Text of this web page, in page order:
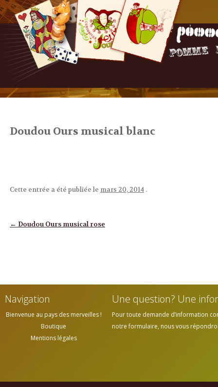
Doudou Ours musical blanc
Cette entrée a été publiée le mars 20, 2014 .
Navigation des articles
← Doudou Ours musical rose
Navigation
Bienvenue au pays des merveilles !
Boutique
Mentions légales
Une question? Une
Pour toute demande d’information
notre formulaire, nous vous